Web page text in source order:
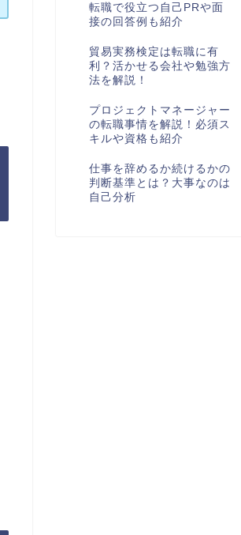
転職で役立つ自己PRや面
接の回答例も紹介
貿易実務検定は転職に有
利？活かせる会社や勉強方
法を解説！
プロジェクトマネージャー
の転職事情を解説！必須ス
キルや資格も紹介
仕事を辞めるか続けるかの
判断基準とは？大事なのは
自己分析